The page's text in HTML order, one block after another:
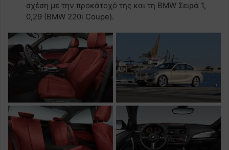
σχέση με την προκάτοχό της και τη BMW Σειρά 1,
0,29 (BMW 220i Coupe).